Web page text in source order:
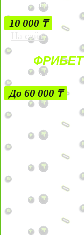
БЕЗ УСЛОВИЙ
10 000 ₸
На сайт
ФРИБЕТ
ЗА ДЕПОЗИТЫ
До 60 000 ₸